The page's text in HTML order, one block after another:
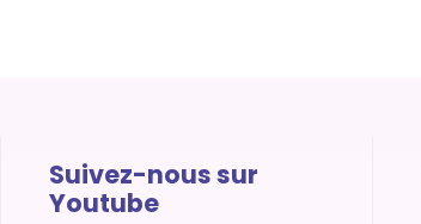
Suivez-nous sur
Youtube